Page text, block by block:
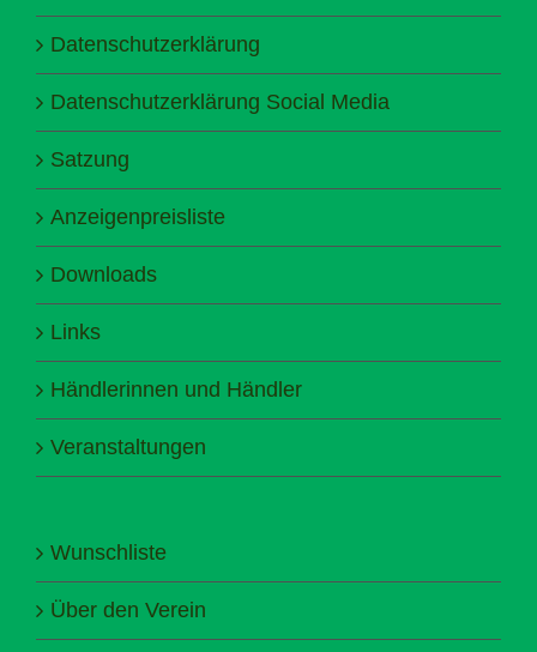
Datenschutzerklärung
Datenschutzerklärung Social Media
Satzung
Anzeigenpreisliste
Downloads
Links
Händlerinnen und Händler
Veranstaltungen
Wunschliste
Über den Verein